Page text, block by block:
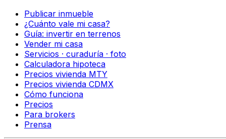
Publicar inmueble
¿Cuánto vale mi casa?
Guía: invertir en terrenos
Vender mi casa
Servicios · curaduría · foto
Calculadora hipoteca
Precios vivienda MTY
Precios vivienda CDMX
Cómo funciona
Precios
Para brokers
Prensa